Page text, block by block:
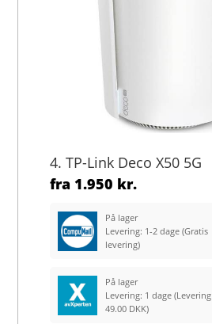
4. TP-Link Deco X50 5G
fra 1.950 kr.
På lager
Levering: 1-2 dage(Gratis
levering)
På lager
Levering: 1 dage(Levering
49.00 DKK)